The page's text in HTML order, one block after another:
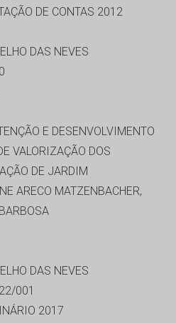
DE CONTAS 2012
DAS NEVES
E DESENVOLVIMENTO
VALORIZAÇÃO DOS
DE JARDIM
ARECO MATZENBACHER,
DAS NEVES
001
2017